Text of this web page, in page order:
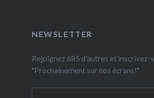
NEWSLETTER
Rejoignez 685 d'autres et
"Prochainement sur nos écrans!"